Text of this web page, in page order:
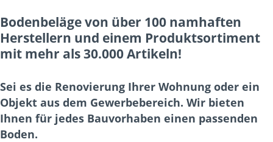
Bodenbeläge von über 100 namhaften
Herstellern und einem Produktsortiment
mit mehr als 30.000 Artikeln!
Sei es die Renovierung Ihrer Wohnung oder ein
Objekt aus dem Gewerbebereich. Wir bieten
Ihnen für jedes Bauvorhaben einen passenden
Boden.